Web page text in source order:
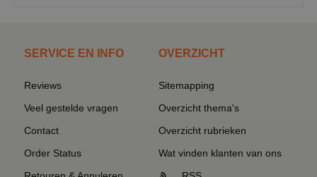
SERVICE EN INFO
Reviews
Veel gestelde vragen
Contact
Order Status
OVERZICHT
Sitemapping
Overzicht thema's
Overzicht rubrieken
Wat vinden klanten van ons